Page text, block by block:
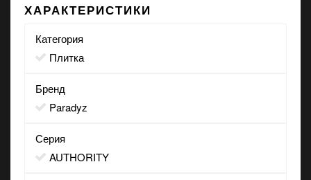
ХАРАКТЕРИСТИКИ
Категория
Плитка
Бренд
Paradyz
Серия
AUTHORITY